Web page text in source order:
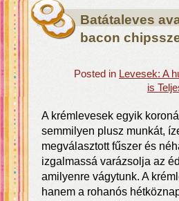
Batátaleves
bacon
Posted in Levesek: A
is
A krémlevesek egyik
semmilyen plusz munkát,
megválasztott fűszer és
izgalmassá varázsolja az
amilyenre vágytunk. A
hanem a rohanós